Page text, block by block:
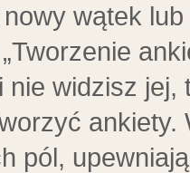
wątek
nie widzisz
ankiety.
pól,